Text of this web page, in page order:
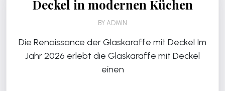
Deckel in modernen Küchen
BY ADMIN
Die Renaissance der Glaskaraffe mit Deckel Im
Jahr 2026 erlebt die Glaskaraffe mit Deckel
einen